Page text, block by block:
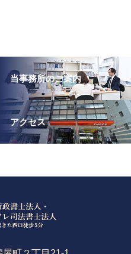
当事務所のご案内
アクセス